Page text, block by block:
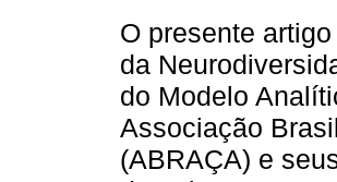
O presente
da
do Modelo
Associação
(ABRAÇA) e